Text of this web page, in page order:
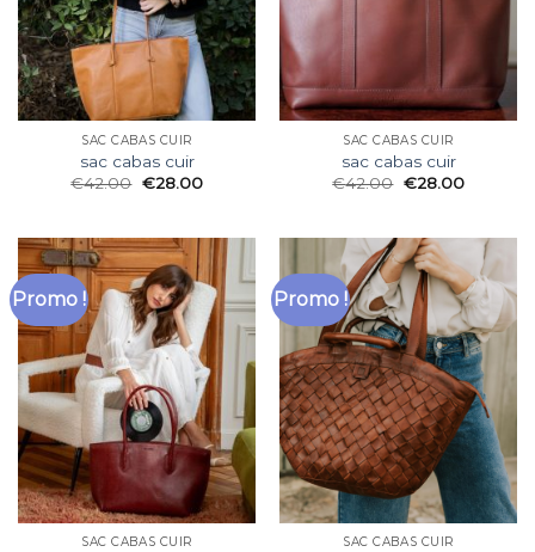
SAC CABAS CUIR
sac cabas cuir
€42.00 €28.00
SAC CABAS CUIR
sac cabas cuir
€42.00 €28.00
Promo !
SAC CABAS CUIR
Promo !
SAC CABAS CUIR